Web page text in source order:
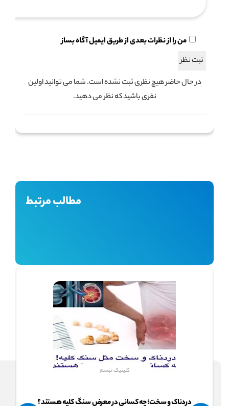
من را از نظرات بعدی از طریق ایمیل آگاه بساز
در حال حاضر هیچ نظری ثبت نشده است. شما می توانید اولین
نفری باشید که نظر می دهید.
مطالب مرتبط
کلینیک تبسم
از سقط جنین مکرر تا سکته مغزی دردناک